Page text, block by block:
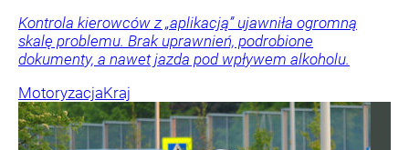
Kontrola kierowców z „aplikacją” ujawniła ogromną
skalę problemu. Brak uprawnień, podrobione
dokumenty, a nawet jazda pod wpływem alkoholu.
MotoryzacjaKraj